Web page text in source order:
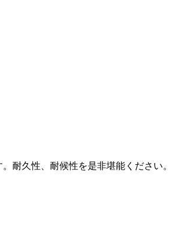
耐久性、耐候性を是非堪能ください。